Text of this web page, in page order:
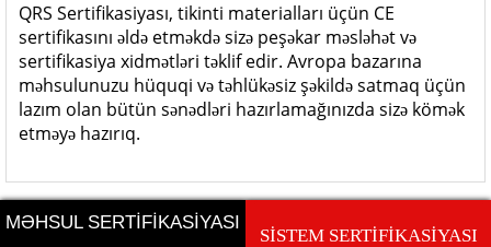
QRS Sertifikasiyası, tikinti materialları üçün CE
sertifikasını əldə etməkdə sizə peşəkar məsləhət və
sertifikasiya xidmətləri təklif edir. Avropa bazarına
məhsulunuzu hüquqi və təhlükəsiz şəkildə satmaq üçün
lazım olan bütün sənədləri hazırlamağınızda sizə kömək
etməyə hazırıq.
MƏHSUL SERTİFİKASİYASI
SİSTEM SERTİFİKASİYASI